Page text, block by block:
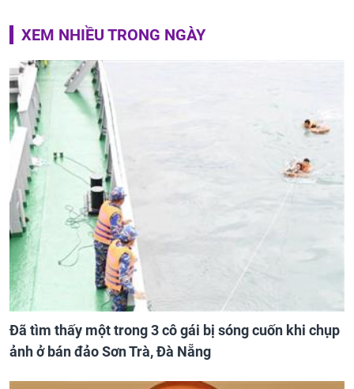
XEM NHIỀU TRONG NGÀY
Đã tìm thấy một trong 3 cô gái bị sóng cuốn khi chụp
ảnh ở bán đảo Sơn Trà, Đà Nẵng